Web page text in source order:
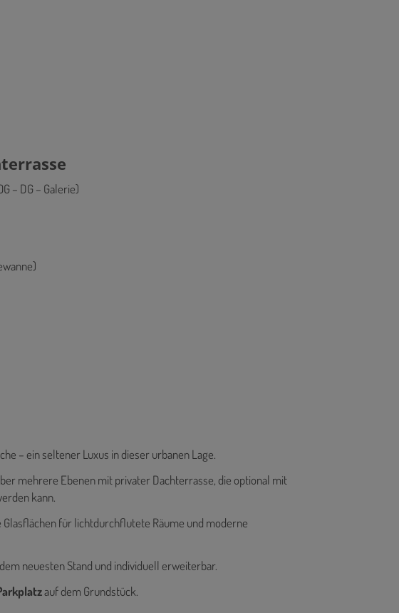
– DG – Galerie)
– ein seltener Luxus in dieser urbanen Lage.
mehrere Ebenen mit privater Dachterrasse, die optional mit
kann.
für lichtdurchflutete Räume und moderne
neuesten Stand und individuell erweiterbar.
auf dem Grundstück.